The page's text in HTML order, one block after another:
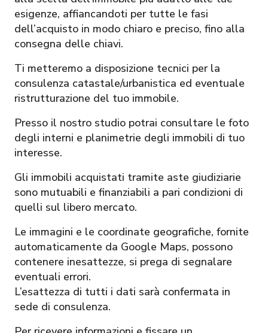
esigenze, affiancandoti per tutte le fasi
dell’acquisto in modo chiaro e preciso, fino alla
consegna delle chiavi.
Ti metteremo a disposizione tecnici per la
consulenza catastale/urbanistica ed eventuale
ristrutturazione del tuo immobile.
Presso il nostro studio potrai consultare le foto
degli interni e planimetrie degli immobili di tuo
interesse.
Gli immobili acquistati tramite aste giudiziarie
sono mutuabili e finanziabili a pari condizioni di
quelli sul libero mercato.
Le immagini e le coordinate geografiche, fornite
automaticamente da Google Maps, possono
contenere inesattezze, si prega di segnalare
eventuali errori.
L’esattezza di tutti i dati sarà confermata in
sede di consulenza.